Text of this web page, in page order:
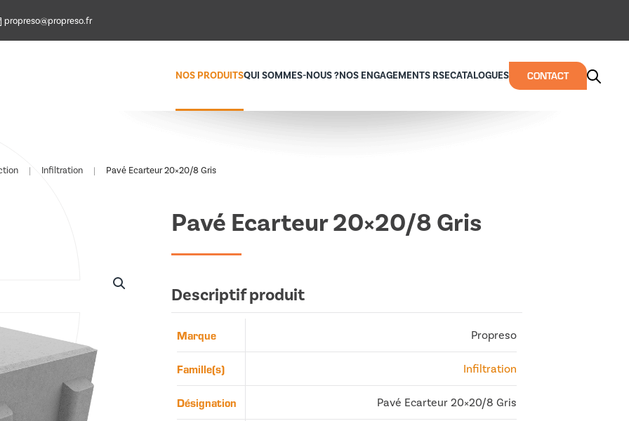
propreso@propreso.fr
NOS PRODUITSQUI SOMMES-NOUS ?NOS ENGAGEMENTS RSECATALOGUES CONTACT
Infiltration Pavé Ecarteur 20×20/8 Gris
Pavé Ecarteur 20×20/8 Gris
Descriptif produit
Marque Propreso
Famille(s) Infiltration
Désignation Pavé Ecarteur 20×20/8 Gris